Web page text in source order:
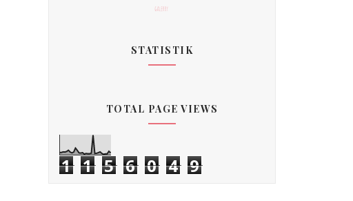
STATISTIK
TOTAL PAGE VIEWS
1 1 5 6 0 4 9